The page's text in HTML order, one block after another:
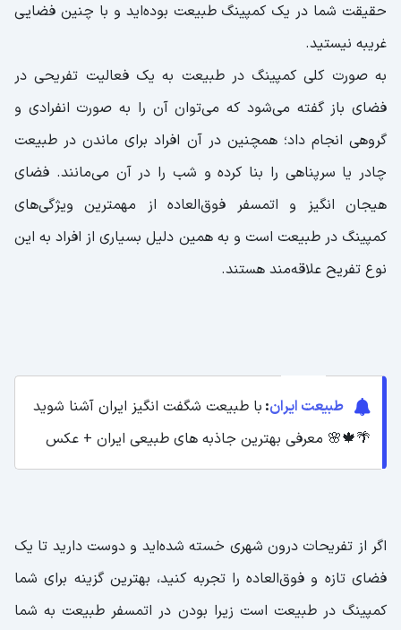
حقیقت شما در یک کمپینگ طبیعت بوده‌اید و با چنین فضایی
غریبه نیستید.
به صورت کلی کمپینگ در طبیعت به یک فعالیت تفریحی در
فضای باز گفته می‌شود که می‌توان آن را به صورت انفرادی و
گروهی انجام داد؛ همچنین در آن افراد برای ماندن در طبیعت
چادر یا سرپناهی را بنا کرده و شب را در آن می‌مانند. فضای
هیجان انگیز و اتمسفر فوق‌العاده از مهمترین ویژگی‌های
کمپینگ در طبیعت است و به همین دلیل بسیاری از افراد به این
نوع تفریح علاقه‌مند هستند.
طبیعت ایران: با طبیعت شگفت انگیز ایران آشنا شوید
🌴🍁🌸 معرفی بهترین جاذبه های طبیعی ایران + عکس
اگر از تفریحات درون شهری خسته شده‌اید و دوست دارید تا یک
فضای تازه و فوق‌العاده را تجربه کنید، بهترین گزینه برای شما
کمپینگ در طبیعت است زیرا بودن در اتمسفر طبیعت به شما